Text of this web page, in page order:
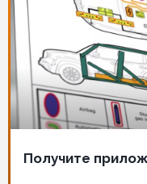
Получите